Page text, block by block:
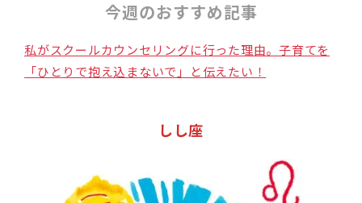
今週のおすすめ記事
私がスクールカウンセリングに行った理由。子育てを
「ひとりで抱え込まないで」と伝えたい！
しし座